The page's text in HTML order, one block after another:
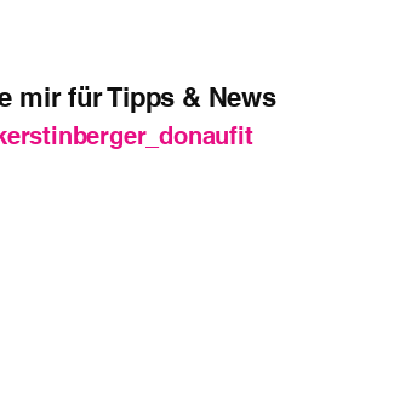
mir für Tipps & News